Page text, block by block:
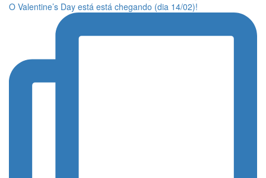
O Valentine’s Day está está chegando (dia 14/02)!